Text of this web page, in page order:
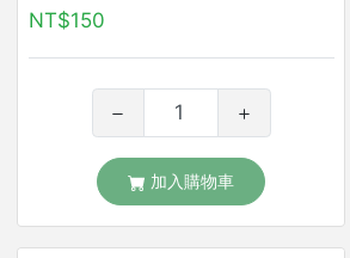
NT$150
加入購物車